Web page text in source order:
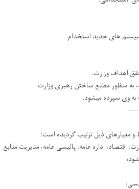
اداره عامه، پالیسی عامه، مدیریت منابع